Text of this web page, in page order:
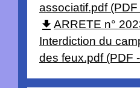
associatif.pdf
file_download ARRETE n°
Interdiction du
des feux.pdf (PDF